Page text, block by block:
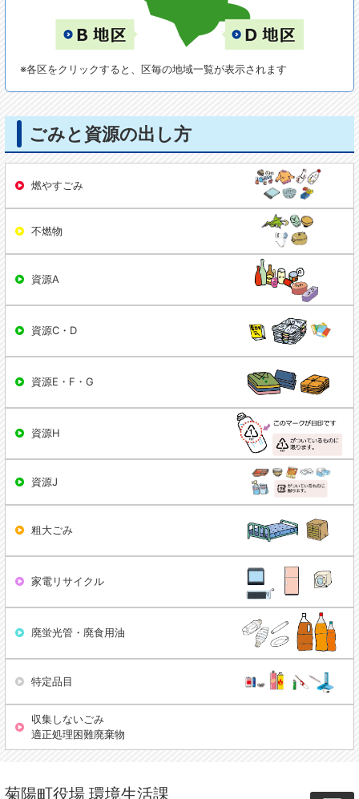
※各区をクリックすると、区毎の地域一覧が表示されます
ごみと資源の出し方
燃やすごみ
不燃物
資源A
資源C・D
資源E・F・G
資源H
資源J
粗大ごみ
家電リサイクル
廃蛍光管・廃食用油
特定品目
収集しないごみ
適正処理困難廃棄物
菊陽町役場 環境生活課